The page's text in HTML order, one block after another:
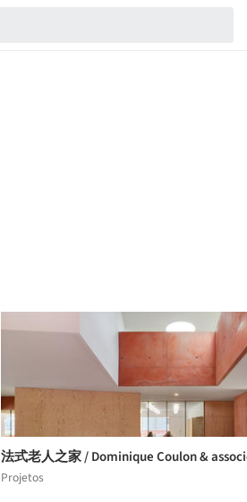
法式老人之家 / Dominique Coulon &
Projetos